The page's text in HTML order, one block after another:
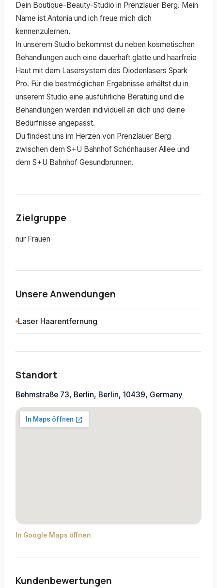
Dein Boutique-Beauty-Studio in Prenzlauer Berg. Mein
Name ist Antonia und ich freue mich dich
kennenzulernen.
In unserem Studio bekommst du neben kosmetischen
Behandlungen auch eine dauerhaft glatte und haarfreie
Haut mit dem Lasersystem des Diodenlasers Spark
Pro. Für die bestmöglichen Ergebnisse erhältst du in
unserem Studio eine ausführliche Beratung und die
Behandlungen werden individuell an dich und deine
Bedürfnisse angepasst.
Du findest uns im Herzen von Prenzlauer Berg
zwischen dem S+U Bahnhof Schönhauser Allee und
dem S+U Bahnhof Gesundbrunnen.
Zielgruppe
nur Frauen
Unsere Anwendungen
Laser Haarentfernung
Standort
Behmstraße 73, Berlin, Berlin, 10439, Germany
In Google Maps öffnen
Kundenbewertungen